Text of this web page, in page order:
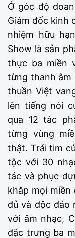
Ở góc độ
Giám đốc kinh
nhiệm hữu
Show là sản
thực ba miền
từng thanh âm
thuần Việt
lên tiếng nói
qua 12 tác
từng vùng
thật. Trái tim
tộc với 30
tác và phục
khắp mọi
đủ và độc đáo
với âm nhạc,
đặc trưng ba